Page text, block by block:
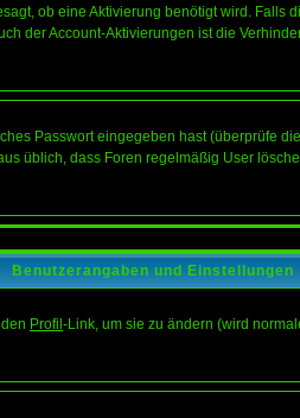
ob eine Aktivierung benötigt wird.
der Account-Aktivierungen ist die
Passwort eingegeben hast (überprüfe
üblich, dass Foren regelmäßig User
Benutzerangaben und Einstellungen
Profil -Link, um sie zu ändern (wird